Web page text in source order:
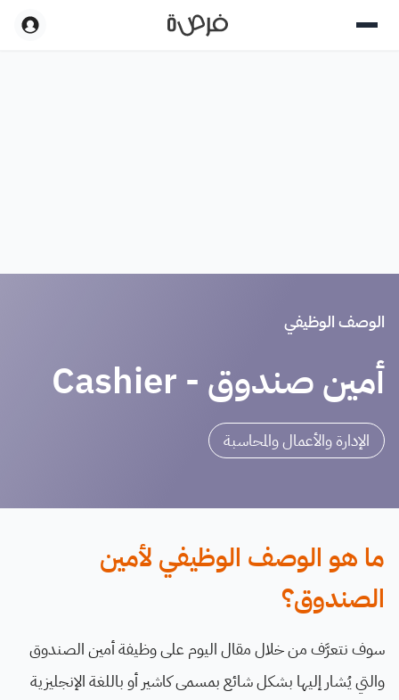
الوصف الوظيفي
أمين صندوق - Cashier
الإدارة والأعمال والمحاسبة
ما هو الوصف الوظيفي لأمين
الصندوق؟
سوف نتعرَّف من خلال مقال اليوم على وظيفة أمين الصندوق
والتي يُشار إليها بشكل شائع بمسمى كاشير أو باللغة الإنجليزية